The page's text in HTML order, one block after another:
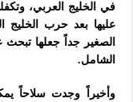
في الخليج العربي،
عليها بعد حرب الخليج
الصغير جداً جعلها
الشامل.
وأخيراً وجدت سلاحاً